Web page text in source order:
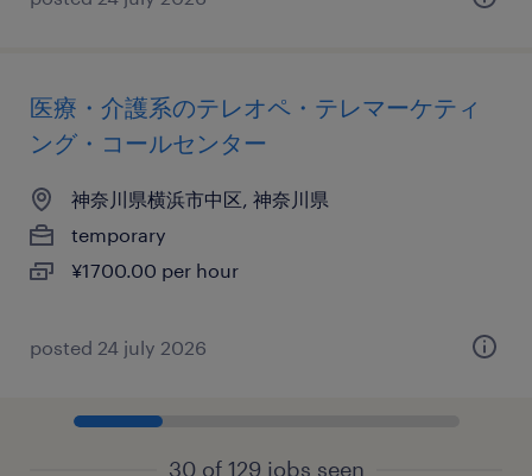
医療・介護系のテレオペ・テレマーケティ
ング・コールセンター
神奈川県横浜市中区, 神奈川県
temporary
¥1700.00 per hour
posted 24 july 2026
30 of 129 jobs seen